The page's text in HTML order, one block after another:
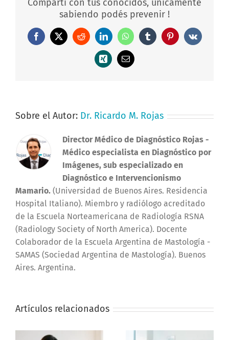
Compartí con tus conocidos, únicamente
sabiendo podés prevenir !
Facebook
X RedditLinkedInWhatsAppTumblrPinterestVk
Xing
Correo
electrónico
Sobre el Autor: Dr. Ricardo M. Rojas
Director Médico de Diagnóstico Rojas -
Médico especialista en Diagnóstico por
Imágenes, sub especializado en
Diagnóstico e Intervencionismo
Mamario. (Universidad de Buenos Aires. Residencia
Hospital Italiano). Miembro y radiólogo acreditado
de la Escuela Norteamericana de Radiología RSNA
(Radiology Society of North America). Docente
Colaborador de la Escuela Argentina de Mastología -
SAMAS (Sociedad Argentina de Mastología). Buenos
Aires. Argentina.
Artículos relacionados